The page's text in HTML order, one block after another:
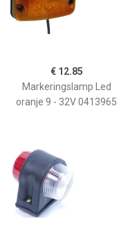
€ 12.85
Markeringslamp Led
oranje 9 - 32V 0413965